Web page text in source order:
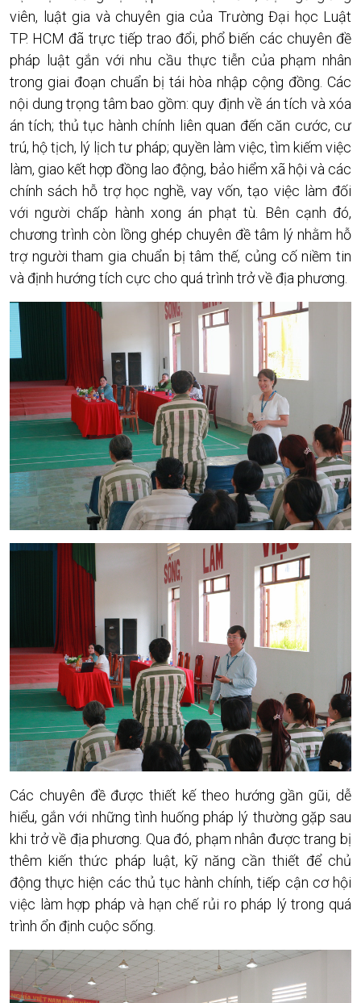
viên, luật gia và chuyên gia của Trường Đại học Luật
TP. HCM đã trực tiếp trao đổi, phổ biến các chuyên đề
pháp luật gắn với nhu cầu thực tiễn của phạm nhân
trong giai đoạn chuẩn bị tái hòa nhập cộng đồng. Các
nội dung trọng tâm bao gồm: quy định về án tích và xóa
án tích; thủ tục hành chính liên quan đến căn cước, cư
trú, hộ tịch, lý lịch tư pháp; quyền làm việc, tìm kiếm việc
làm, giao kết hợp đồng lao động, bảo hiểm xã hội và các
chính sách hỗ trợ học nghề, vay vốn, tạo việc làm đối
với người chấp hành xong án phạt tù. Bên cạnh đó,
chương trình còn lồng ghép chuyên đề tâm lý nhằm hỗ
trợ người tham gia chuẩn bị tâm thế, củng cố niềm tin
và định hướng tích cực cho quá trình trở về địa phương.
Các chuyên đề được thiết kế theo hướng gần gũi, dễ
hiểu, gắn với những tình huống pháp lý thường gặp sau
khi trở về địa phương. Qua đó, phạm nhân được trang bị
thêm kiến thức pháp luật, kỹ năng cần thiết để chủ
động thực hiện các thủ tục hành chính, tiếp cận cơ hội
việc làm hợp pháp và hạn chế rủi ro pháp lý trong quá
trình ổn định cuộc sống.